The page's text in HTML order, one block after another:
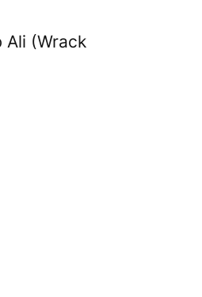
Ali (Wrack